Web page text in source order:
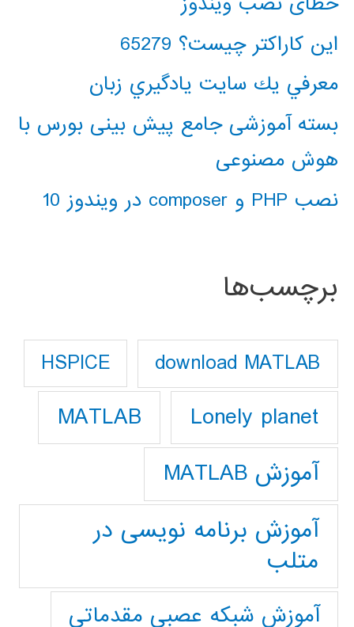
این کاراکتر چیست؟ 65279
معرفي يك سايت يادگيري زبان
بسته آموزشی جامع پیش بینی بورس با
هوش مصنوعی
نصب PHP و composer در ویندوز 10
برچسب‌ها
download MATLAB
HSPICE
Lonely planet
MATLAB
آموزش MATLAB
آموزش برنامه نویسی در
متلب
آموزش شبکه عصبی مقدماتی